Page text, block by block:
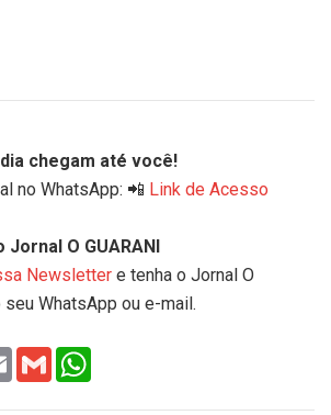
chegam até você!
no WhatsApp: 📲 Link de Acesso
Jornal O GUARANI
Newsletter e tenha o Jornal O
seu WhatsApp ou e-mail.
Email Gmail